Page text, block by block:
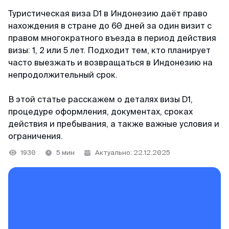
Telegram-канал
@MyVisaWorld
docs@myvisa.world
Реквизиты: Сингапур
MTTA PTE LTD, 5 Napier Road, Republic of
Singapore
Китай
Таиланд
Светлана
Отзыв с Яндекса · 2025
Огромное спасибо команде MyVisaWorld за
профессиональную помощь в оформлении K-
Eta. Грамотно, четко, быстро и очень удобно.
Процветания и успехов вашему бизнесу!
Япония
Тайвань
Индонезия
Китай
Таиланд
Команда поддержки
Туристическая виза D1 в Индонезию даёт право
нахождения в стране до 60 дней за один визит с
правом многократного въезда в период действия
визы: 1, 2 или 5 лет. Подходит тем, кто планирует
часто выезжать и возвращаться в Индонезию на
непродолжительный срок.
В этой статье расскажем о деталях визы D1,
процедуре оформления, документах, сроках
действия и пребывания, а также важные условия и
ограничения.
1930 5 мин Актуально: 22.12.2025